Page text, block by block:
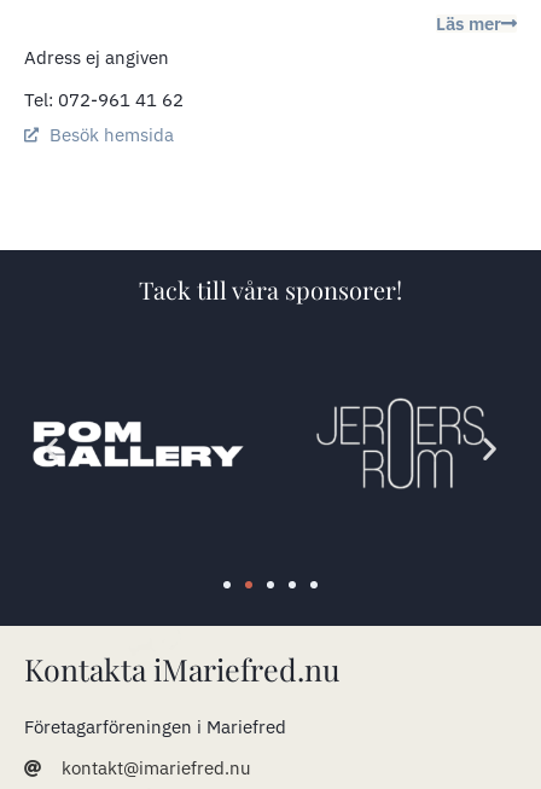
Läs mer
Adress ej angiven
Tel: 072-961 41 62
Besök hemsida
Tack till våra sponsorer!
Kontakta iMariefred.nu
Företagarföreningen i Mariefred
kontakt@imariefred.nu